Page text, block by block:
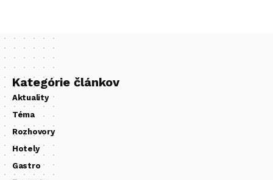
Kategórie článkov
Aktuality
Téma
Rozhovory
Hotely
Gastro